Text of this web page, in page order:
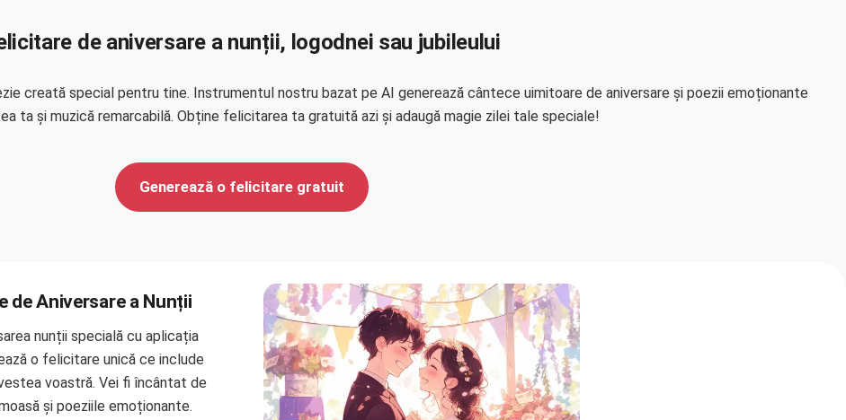
de aniversare a nunții, logodnei sau jubileului
creată special pentru tine. Instrumentul nostru bazat pe AI generează cântece uimitoare de aniversare și poezii emoționante
ta și muzică remarcabilă. Obține felicitarea ta gratuită azi și adaugă magie zilei tale speciale!
Generează o felicitare gratuit
de Aniversare a Nunții
nunții specială cu aplicația
o felicitare unică ce include
voastră. Vei fi încântat de
și poeziile emoționante.